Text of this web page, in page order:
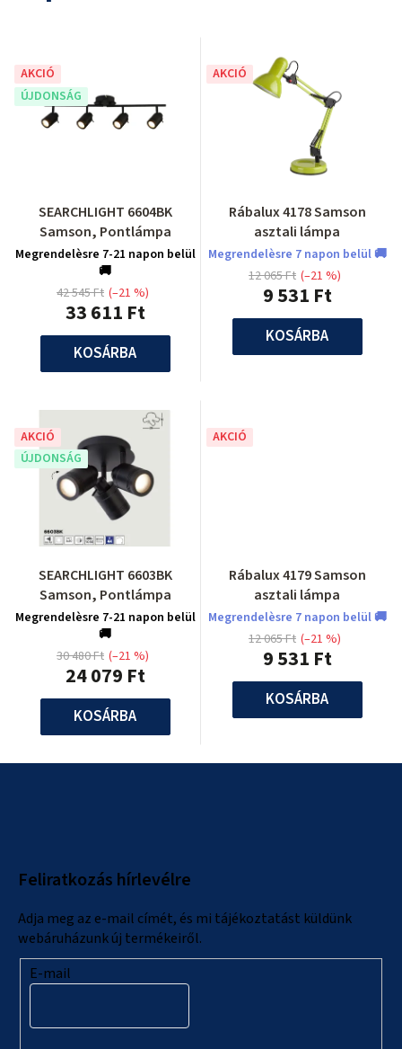
AKCIÓ
ÚJDONSÁG
SEARCHLIGHT 6604BK
Samson, Pontlámpa
Megrendelèsre 7-21 napon belül
🚚
33 611 Ft
42 545 Ft (–21 %)
KOSÁRBA
AKCIÓ
Rábalux 4178 Samson
asztali lámpa
Megrendelèsre 7 napon belül 🚚
9 531 Ft
12 065 Ft (–21 %)
KOSÁRBA
AKCIÓ
ÚJDONSÁG
SEARCHLIGHT 6603BK
Samson, Pontlámpa
Megrendelèsre 7-21 napon belül
🚚
24 079 Ft
30 480 Ft (–21 %)
KOSÁRBA
AKCIÓ
Rábalux 4179 Samson
asztali lámpa
Megrendelèsre 7 napon belül 🚚
9 531 Ft
12 065 Ft (–21 %)
KOSÁRBA
Feliratkozás hírlevélre
Adja meg az e-mail címét, és mi tájékoztatást küldünk
webáruházunk új termékeiről.
E-mail